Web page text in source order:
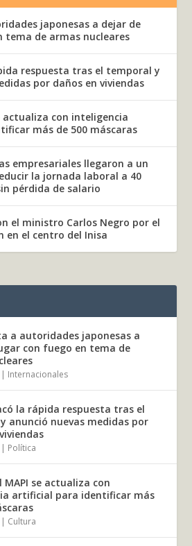
japonesas a dejar de
tema de armas nucleares
respuesta tras el temporal y
por daños en viviendas
actualiza con inteligencia
más de 500 máscaras
empresariales llegaron a un
la jornada laboral a 40
pérdida de salario
el ministro Carlos Negro por el
en el centro del Inisa
a autoridades japonesas a
con fuego en tema de
| Internacionales
la rápida respuesta tras el
anunció nuevas medidas por
| Política
MAPI se actualiza con
artificial para identificar más
| Cultura